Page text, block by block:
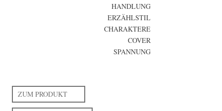
HANDLUNG
ERZÄHLSTIL
CHARAKTERE
COVER
SPANNUNG
ZUM PRODUKT